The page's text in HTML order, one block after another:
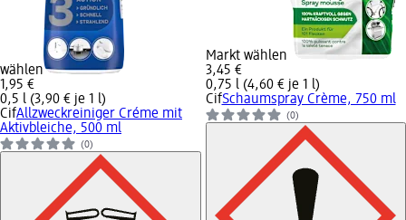
wählen
1,95 €
0,5 l (3,90 € je 1 l)
CifAllzweckreiniger Créme mit
Aktivbleiche, 500 ml
(0)
Markt wählen
3,45 €
0,75 l (4,60 € je 1 l)
CifSchaumspray Crème, 750 ml
(0)